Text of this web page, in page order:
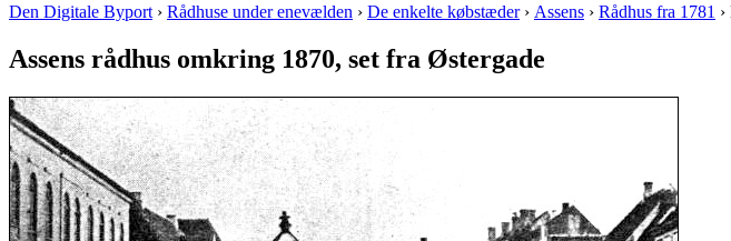
Den Digitale Byport › Rådhuse under enevælden › De enkelte købstæder› Assens › Rådhus fra 1781
Assens rådhus omkring 1870, set fra Østergade